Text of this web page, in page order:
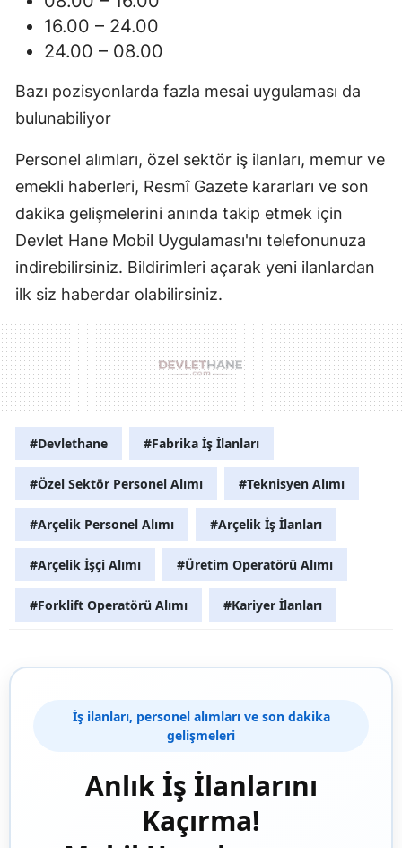
16.00 – 24.00
24.00 – 08.00
Bazı pozisyonlarda fazla mesai uygulaması da
bulunabiliyor
Personel alımları, özel sektör iş ilanları, memur ve
emekli haberleri, Resmî Gazete kararları ve son
dakika gelişmelerini anında takip etmek için
Devlet Hane Mobil Uygulaması'nı telefonunuza
indirebilirsiniz. Bildirimleri açarak yeni ilanlardan
ilk siz haberdar olabilirsiniz.
#Devlethane #Fabrika İş İlanları
#Özel Sektör Personel Alımı #Teknisyen Alımı
#Arçelik Personel Alımı #Arçelik İş İlanları
#Arçelik İşçi Alımı #Üretim Operatörü Alımı
#Forklift Operatörü Alımı #Kariyer İlanları
İş ilanları, personel alımları ve son dakika
gelişmeleri
Anlık İş İlanlarını
Kaçırma!